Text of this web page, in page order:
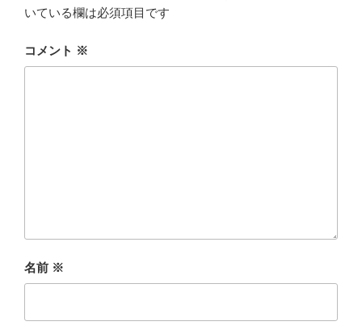
いている欄は必須項目です
コメント ※
名前 ※